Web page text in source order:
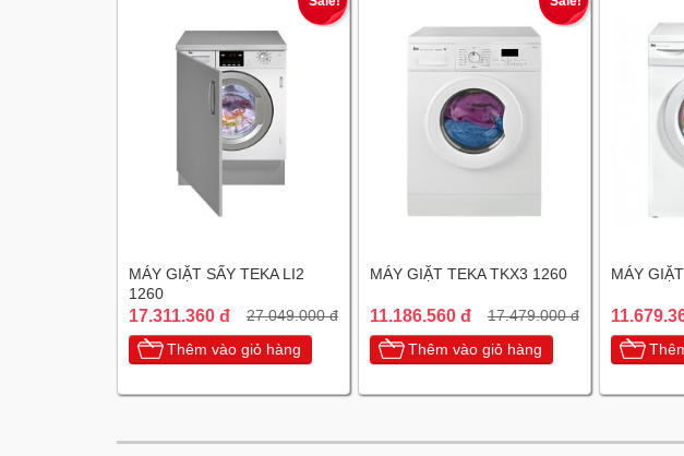
MÁY GIẶT SẤY TEKA LI2
1260
17.311.360 đ 27.049.000 đ
Thêm vào giỏ hàng
MÁY GIẶT TEKA TKX3 1260
11.186.560 đ 17.479.000 đ
Thêm vào giỏ hàng
MÁY